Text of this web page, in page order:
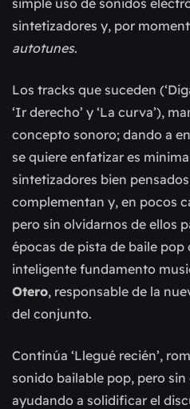
simple uso de sonidos
sintetizadores y, por
autotunes.
Los tracks que suceden
‘Ir derecho’ y ‘La curva’),
concepto sonoro; dando a
se quiere enfatizar es
sintetizadores bien
complementan y, en pocos
pero sin olvidarnos de ellos
épocas de pista de baile pop
inteligente fundamento
Otero, responsable de la
del conjunto.
Continúa ‘Llegué recién’,
sonido bailable pop, pero
ayudando a solidificar el